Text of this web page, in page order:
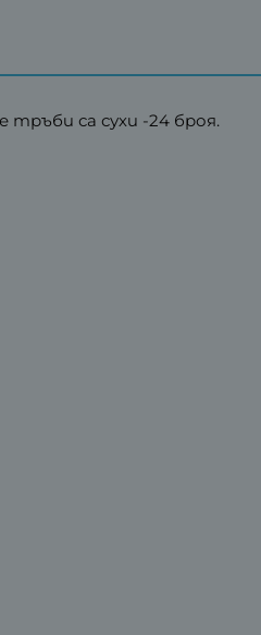
тръби са сухи -24 броя.